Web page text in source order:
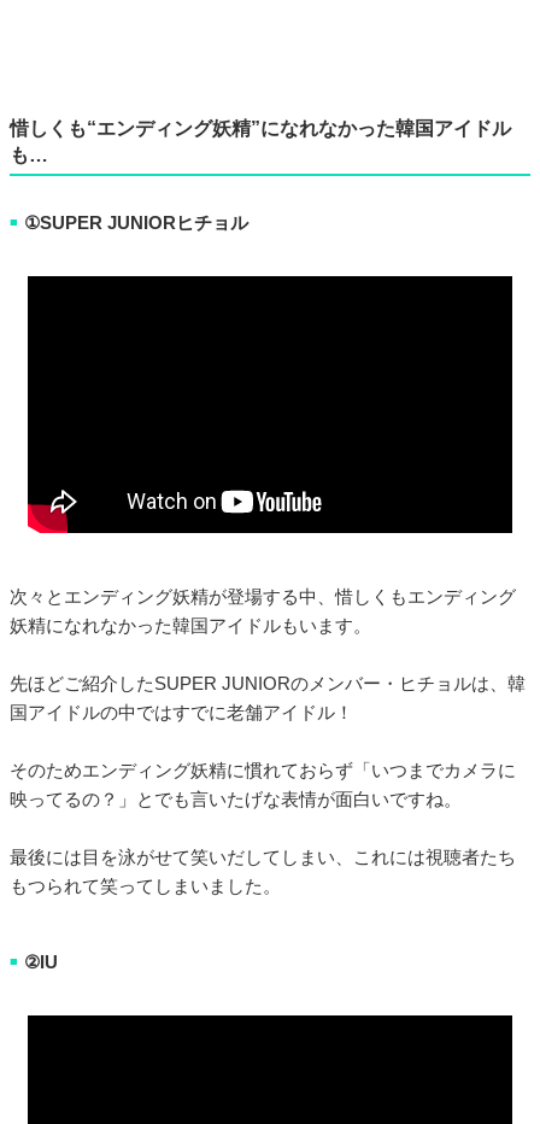
惜しくも“エンディング妖精”になれなかった韓国アイドル
も…
■ ①SUPER JUNIORヒチョル
次々とエンディング妖精が登場する中、惜しくもエンディング
妖精になれなかった韓国アイドルもいます。
先ほどご紹介したSUPER JUNIORのメンバー・ヒチョルは、韓
国アイドルの中ではすでに老舗アイドル！
そのためエンディング妖精に慣れておらず「いつまでカメラに
映ってるの？」とでも言いたげな表情が面白いですね。
最後には目を泳がせて笑いだしてしまい、これには視聴者たち
もつられて笑ってしまいました。
■ ②IU